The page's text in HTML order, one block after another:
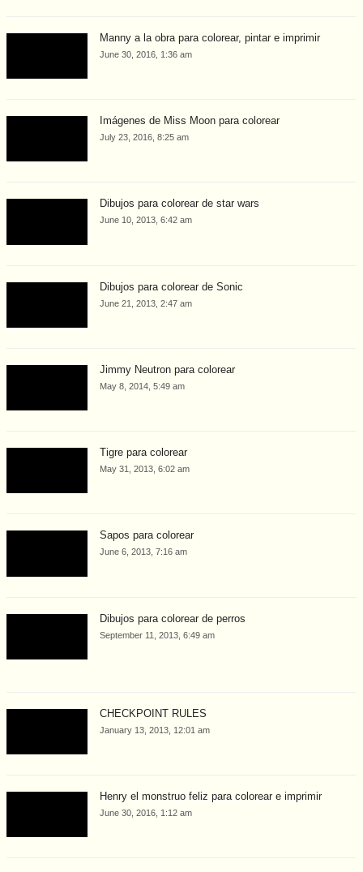
Manny a la obra para colorear, pintar e imprimir
June 30, 2016, 1:36 am
Imágenes de Miss Moon para colorear
July 23, 2016, 8:25 am
Dibujos para colorear de star wars
June 10, 2013, 6:42 am
Dibujos para colorear de Sonic
June 21, 2013, 2:47 am
Jimmy Neutron para colorear
May 8, 2014, 5:49 am
Tigre para colorear
May 31, 2013, 6:02 am
Sapos para colorear
June 6, 2013, 7:16 am
Dibujos para colorear de perros
September 11, 2013, 6:49 am
CHECKPOINT RULES
January 13, 2013, 12:01 am
Henry el monstruo feliz para colorear e imprimir
June 30, 2016, 1:12 am